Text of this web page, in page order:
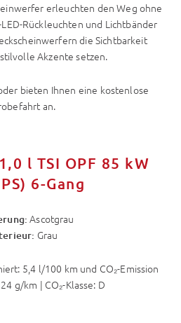
erleuchten den Weg ohne
Rückleuchten und Lichtbänder
die Sichtbarkeit
Akzente setzen.
bieten Ihnen eine kostenlose
an.
l TSI OPF 85 kW
6-Gang
Ascotgrau
Grau
5,4 l/100 km und CO₂-Emission
g/km | CO₂-Klasse: D